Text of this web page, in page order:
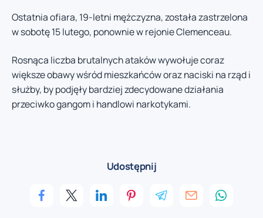
Ostatnia ofiara, 19-letni mężczyzna, została zastrzelona
w sobotę 15 lutego, ponownie w rejonie Clemenceau.
Rosnąca liczba brutalnych ataków wywołuje coraz
większe obawy wśród mieszkańców oraz naciski na rząd i
służby, by podjęły bardziej zdecydowane działania
przeciwko gangom i handlowi narkotykami.
Udostępnij